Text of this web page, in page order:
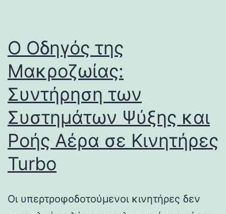
Ο Οδηγός της
Μακροζωίας:
Συντήρηση των
Συστημάτων Ψύξης και
Ροής Αέρα σε Κινητήρες
Turbo
Οι υπερτροφοδοτούμενοι κινητήρες δεν